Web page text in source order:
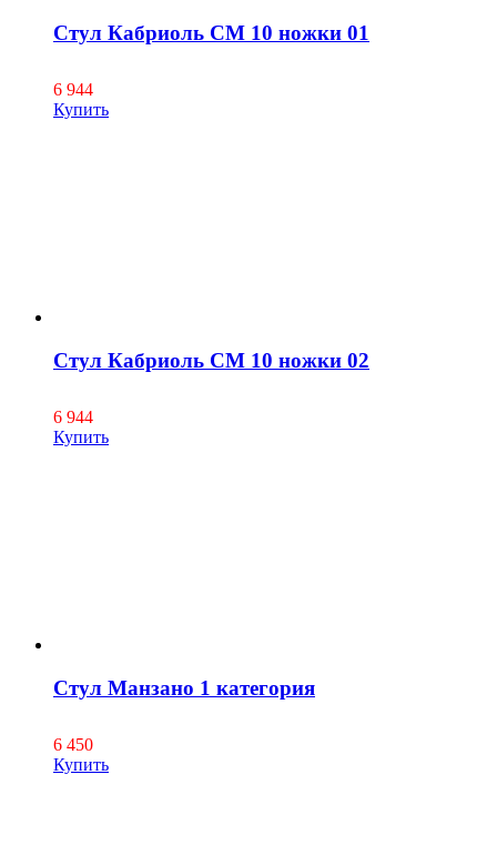
Стул Кабриоль СМ 10 ножки 01
6 944
Купить
Стул Кабриоль СМ 10 ножки 02
6 944
Купить
Стул Манзано 1 категория
6 450
Купить